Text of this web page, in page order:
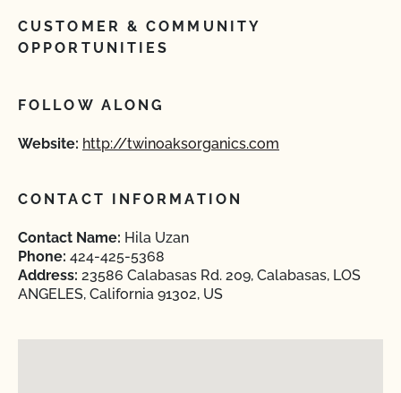
CUSTOMER & COMMUNITY
OPPORTUNITIES
FOLLOW ALONG
Website: http://twinoaksorganics.com
CONTACT INFORMATION
Contact Name: Hila Uzan
Phone: 424-425-5368
Address: 23586 Calabasas Rd. 209, Calabasas, LOS
ANGELES, California 91302, US